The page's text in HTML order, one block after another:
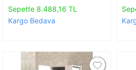
Sepette 8.488,16 TL
Kargo Bedava